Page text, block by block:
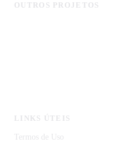
OUTROS PROJETOS
LINKS ÚTEIS
Termos de Uso